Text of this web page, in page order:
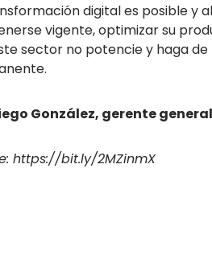
digital es posible y
vigente, optimizar su
sector no potencie y haga
González, gerente
https://bit.ly/2MZinmX